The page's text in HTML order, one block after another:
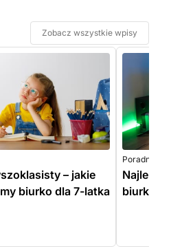
Zobacz wszystkie wpisy
– jakie
biurko dla 7-latka
Poradnik
Najlepsze
biurko